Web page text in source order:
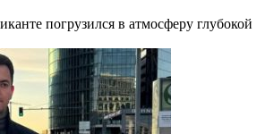
погрузился в атмосферу глубокой